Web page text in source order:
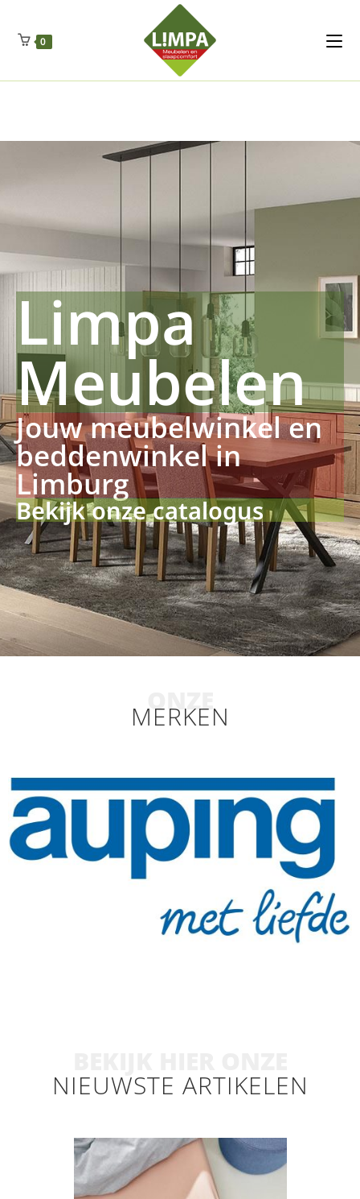
Regenschut
Drueckerpro
Fettsauren Dekemax Kapselmed
Luftkuhlen Zauberfan Netzfenste Insektensc
0
Limpa
Meubelen
Jouw meubelwinkel en
beddenwinkel in
Limburg
Bekijk onze catalogus
ONZE
MERKEN
NIEUWSTE ARTIKELEN